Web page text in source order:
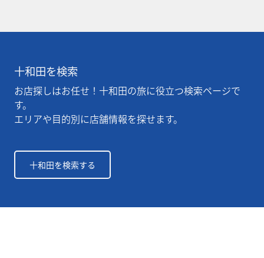
十和田を検索
お店探しはお任せ！十和田の旅に役立つ検索ページで
す。
エリアや目的別に店舗情報を探せます。
十和田を検索する